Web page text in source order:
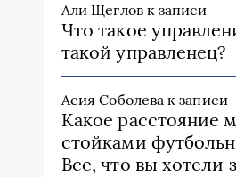
Али Щегловк записи
Что такое
такой управленец?
Асия Соболева к записи
Какое расстояние
стойками
Все, что вы хотели